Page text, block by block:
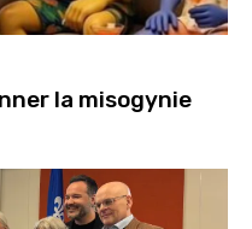
la misogynie